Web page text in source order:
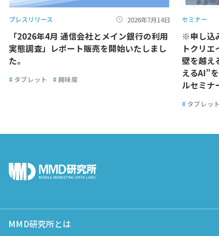
プレスリリース 2026年7月14日
「2026年4月 通信会社とメイン銀行の利用
実態調査」レポート販売を開始いたしまし
た。
# タブレット # 興味度
セミナー
※申し込
トクリ
壁を越え
えるAI”
ルセミナ
# タブレッ
MMD研究所とは